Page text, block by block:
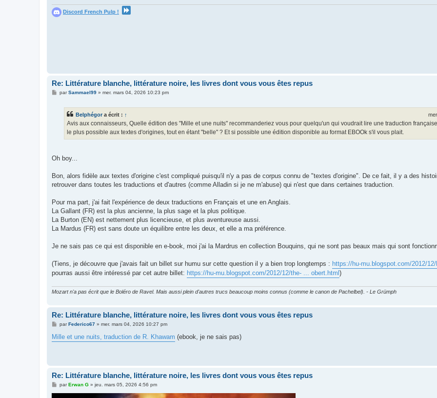
Discord French Pulp !
Re: Littérature blanche, littérature noire, les livres dont vous vous êtes repus
MparSammael99» mer. mars 04, 2026 10:23 pm
Belphégor a écrit : ↑
Avis aux connaisseurs, Quelle édition des "Mille et une nuits" recommanderiez vous pour quelqu'un qui voudrait lire une traduction
le plus possible aux textes d'origines, tout en étant "belle" ? Et si possible une édition disponible au format EBOOk s'il vous plait.
Oh boy...
Bon, alors fidèle aux textes d'origine c'est compliqué puisqu'il n'y a pas de corpus connu de "textes d'origine". De ce fait, il y a des
retrouver dans toutes les traductions et d'autres (comme Alladin si je ne m'abuse) qui n'est que dans certaines traduction.
Pour ma part, j'ai fait l'expérience de deux traductions en Français et une en Anglais.
La Gallant (FR) est la plus ancienne, la plus sage et la plus politique.
La Burton (EN) est nettement plus licencieuse, et plus aventureuse aussi.
La Mardus (FR) est sans doute un équilibre entre les deux, et elle a ma préférence.
Je ne sais pas ce qui est disponible en e-book, moi j'ai la Mardrus en collection Bouquins, qui ne sont pas beaux mais qui sont
(Tiens, je découvre que j'avais fait un billet sur humu sur cette question il y a bien trop longtemps : https://hu-mu.blogspot.com/2012/
pourras aussi être intéressé par cet autre billet: https://hu-mu.blogspot.com/2012/12/the- ... obert.html )
Mozart n'a pas écrit que le Boléro de Ravel. Mais aussi plein d'autres trucs beaucoup moins connus (comme le canon de Pachelbel). - Le Grümph
Re: Littérature blanche, littérature noire, les livres dont vous vous êtes repus
M
s
s
parFederico67» mer. mars 04, 2026 10:27 pm
Mille et une nuits, traduction de R. Khawam (ebook, je ne sais pas)
Re: Littérature blanche, littérature noire, les livres dont vous vous êtes repus
MparErwan G» jeu. mars 05, 2026 4:56 pm